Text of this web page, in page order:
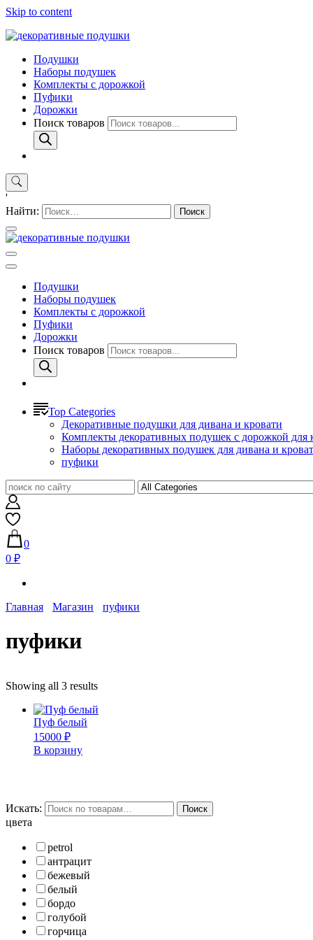
Skip to content
Подушки
Наборы подушек
Комплекты с дорожкой
Пуфики
Дорожки
Поиск товаров
'
Найти:
Подушки
Наборы подушек
Комплекты с дорожкой
Пуфики
Дорожки
Поиск товаров
Top Categories
Декоративные подушки для дивана и кровати
Комплекты декоративных подушек с дорожкой для
Наборы декоративных подушек для дивана и
пуфики
0
0 ₽
Главная Магазин пуфики
пуфики
Showing all 3 results
Пуф белый
15000 ₽
В корзину
Искать: Поиск
цвета
petrol
антрацит
бежевый
белый
бордо
голубой
горчица